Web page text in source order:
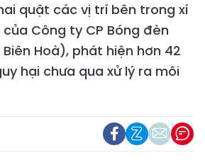
quật các vị trí bên trong xí
Công ty CP Bóng đèn
Hoà), phát hiện hơn 42
hại chưa qua xử lý ra môi